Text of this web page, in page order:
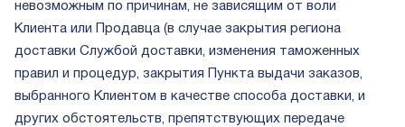
невозможным по причинам, не зависящим от воли
Клиента или Продавца (в случае закрытия региона
доставки Службой доставки, изменения таможенных
правил и процедур, закрытия Пункта выдачи заказов,
выбранного Клиентом в качестве способа доставки, и
других обстоятельств, препятствующих передаче